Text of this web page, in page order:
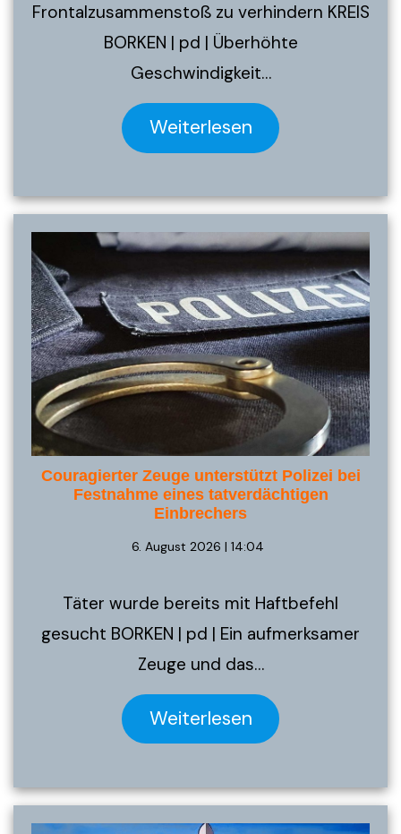
Frontalzusammenstoß zu verhindern KREIS
BORKEN | pd | Überhöhte
Geschwindigkeit…
Weiterlesen
Couragierter Zeuge unterstützt Polizei bei
Festnahme eines tatverdächtigen
Einbrechers
6. August 2026 | 14:04
Täter wurde bereits mit Haftbefehl
gesucht BORKEN | pd | Ein aufmerksamer
Zeuge und das…
Weiterlesen